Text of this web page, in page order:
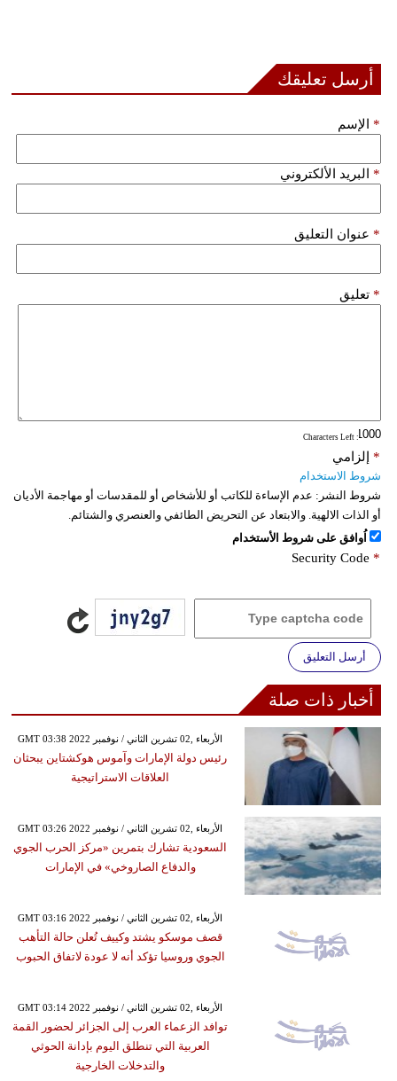
أرسل تعليقك
الإسم *
البريد الألكتروني *
عنوان التعليق *
تعليق *
: Characters Left
إلزامي *
شروط الاستخدام
شروط النشر: عدم الإساءة للكاتب أو للأشخاص أو للمقدسات أو مهاجمة الأديان
أو الذات الالهية. والابتعاد عن التحريض الطائفي والعنصري والشتائم.
اُوافق على شروط الأستخدام
Security Code *
أرسل التعليق
أخبار ذات صلة
GMT 03:38 2022 الأربعاء ,02 تشرين الثاني / نوفمبر
رئيس دولة الإمارات وآموس هوكشتاين يبحثان
العلاقات الاستراتيجية
GMT 03:26 2022 الأربعاء ,02 تشرين الثاني / نوفمبر
السعودية تشارك بتمرين «مركز الحرب الجوي
والدفاع الصاروخي» في الإمارات
GMT 03:16 2022 الأربعاء ,02 تشرين الثاني / نوفمبر
قصف موسكو يشتد وكييف تُعلن حالة التأهب
الجوي وروسيا تؤكد أنه لا عودة لاتفاق الحبوب
GMT 03:14 2022 الأربعاء ,02 تشرين الثاني / نوفمبر
توافد الزعماء العرب إلى الجزائر لحضور القمة
العربية التي تنطلق اليوم بإدانة الحوثي
والتدخلات الخارجية